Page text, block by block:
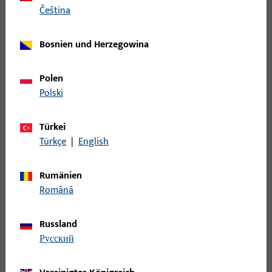
Filter
Spezifischer Einsatzbereich
Produkttyp
Basisfarbe
čeština
Bosnien und Herzegowina
Polen
Polski
Türkei
Türkçe | English
Rumänien
Română
Russland
русский